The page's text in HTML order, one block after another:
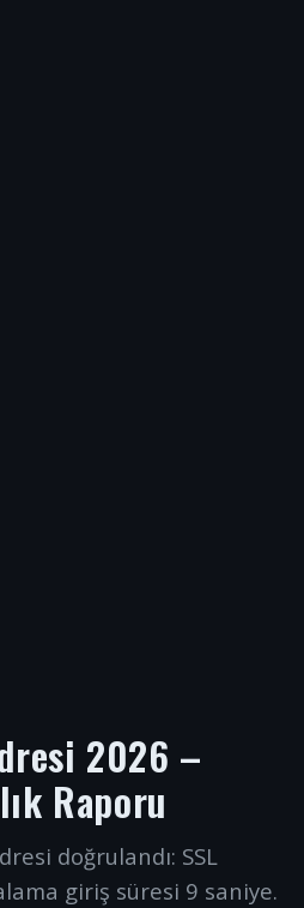
2026 –
Raporu
doğrulandı: SSL
giriş süresi 9 saniye.